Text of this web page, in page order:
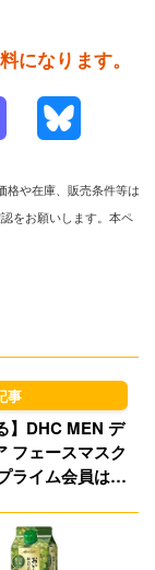
になります。
o
n
y
格や在庫、販売条件等は
をお願いします。本ペ
】DHC MEN デ
フェースマスク
ライム会員は送